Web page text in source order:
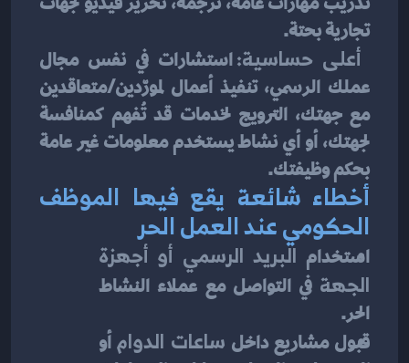
تجارية بحتة.
أعلى حساسية:
بحكم وظيفتك.
الحكومي عند العمل الحر
استخدام
الجهة
في التواصل مع عملاء النشاط
الحر.
قبول مشاريع داخل ساعات الدوام